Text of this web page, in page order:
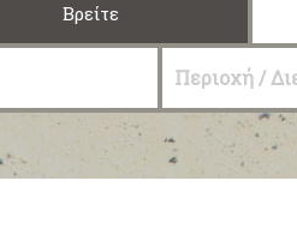
Βρείτε
Περιοχή /